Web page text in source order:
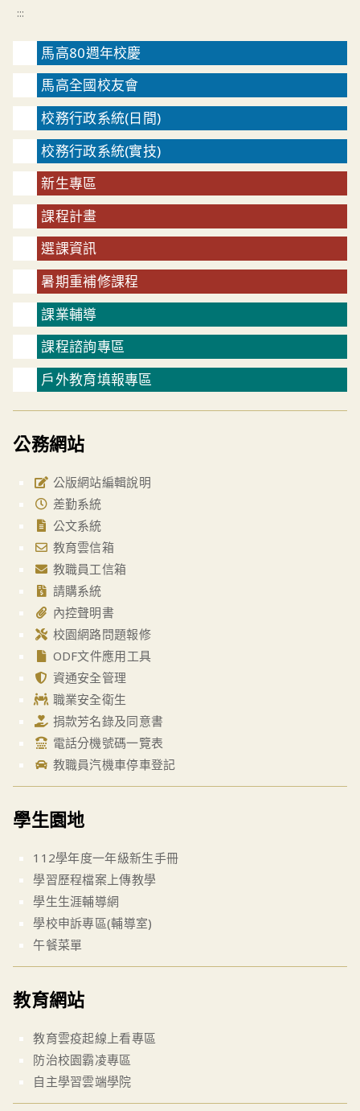
:::
馬高80週年校慶
馬高全國校友會
校務行政系統(日間)
校務行政系統(實技)
新生專區
課程計畫
選課資訊
暑期重補修課程
課業輔導
課程諮詢專區
戶外教育填報專區
公務網站
公版網站編輯說明
差勤系統
公文系統
教育雲信箱
教職員工信箱
請購系統
內控聲明書
校園網路問題報修
ODF文件應用工具
資通安全管理
職業安全衛生
捐款芳名錄及同意書
電話分機號碼一覽表
教職員汽機車停車登記
學生園地
112學年度一年級新生手冊
學習歷程檔案上傳教學
學生生涯輔導網
學校申訴專區(輔導室)
午餐菜單
教育網站
教育雲疫起線上看專區
防治校園霸凌專區
自主學習雲端學院